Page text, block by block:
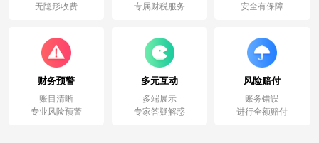
无隐形收费
专属财税服务
安全有保障
财务预警
账目清晰
专业风险预警
多元互动
多端展示
专家答疑解惑
风险赔付
账务错误
进行全额赔付